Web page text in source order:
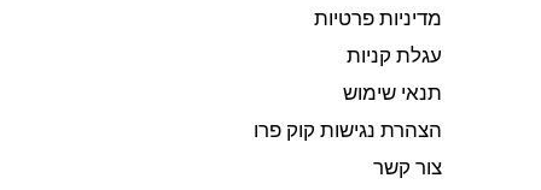
מדיניות פרטיות
עגלת קניות
תנאי שימוש
הצהרת נגישות קוק פרו
צור קשר